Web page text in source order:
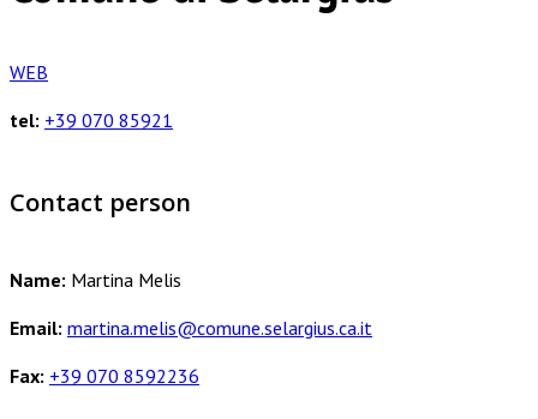
WEB
tel: +39 070 85921
Contact person
Name: Martina Melis
Email: martina.melis@comune.selargius.ca.it
Fax: +39 070 8592236